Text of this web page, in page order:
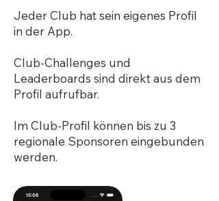
Jeder Club hat sein eigenes Profil
in der App.
Club-Challenges und
Leaderboards sind direkt aus dem
Profil aufrufbar.
Im Club-Profil können bis zu 3
regionale Sponsoren eingebunden
werden.